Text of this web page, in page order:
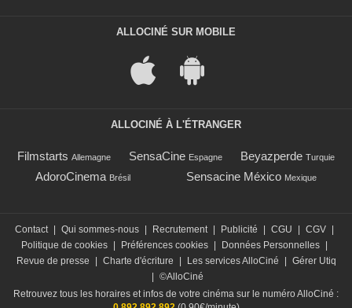
ALLOCINÉ SUR MOBILE
ALLOCINÉ À L'ÉTRANGER
Filmstarts Allemagne SensaCine Espagne Beyazperde Turquie
AdoroCinema Brésil Sensacine México Mexique
Contact Qui sommes-nous Recrutement Publicité CGU CGV
Politique de cookies
Préférences cookies Données Personnelles
Revue de presse
Charte d'écriture Les services AlloCiné
Gérer Utiq
©AlloCiné
Retrouvez tous les horaires et infos de votre cinéma sur le numéro AlloCiné :